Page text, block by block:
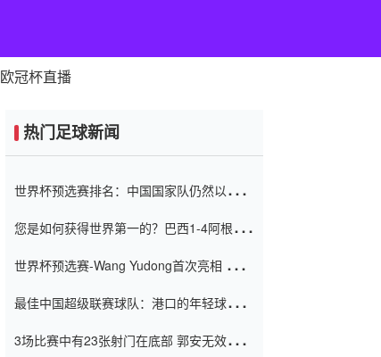
欧冠杯直播
热门足球新闻
世界杯预选赛排名：中国国家队仍然以6分
您是如何获得世界第一的？巴西1-4阿根
世界杯预选赛-Wang Yudong首次亮相 中国
最佳中国超级联赛球队：港口的年轻球员在
（Taishan）
3场比赛中有23张射门在底部 郭安无效传球